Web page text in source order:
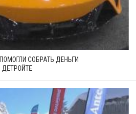
СОБРАТЬ ДЕНЬГИ
ДЕТРОЙТЕ